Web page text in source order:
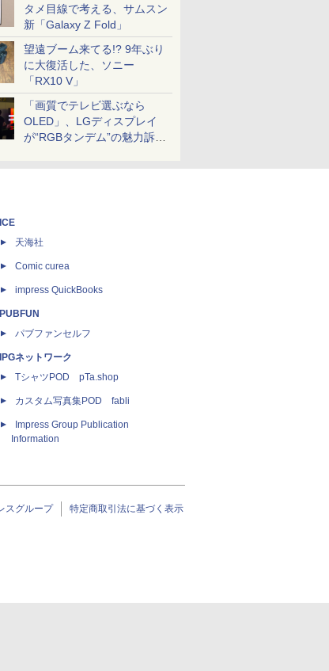
タメ目線で考える、サムスン
新「Galaxy Z Fold」
望遠ブーム来てる!? 9年ぶり
に大復活した、ソニー
「RX10 V」
「画質でテレビ選ぶなら
OLED」、LGディスプレイ
が“RGBタンデム”の魅力訴
ICE
天海社
Comic curea
impress QuickBooks
PUBFUN
パブファンセルフ
IPGネットワーク
TシャツPOD pTa.shop
カスタム写真集POD fabli
Impress Group Publication
Information
スグループ 特定商取引法に基づく表示